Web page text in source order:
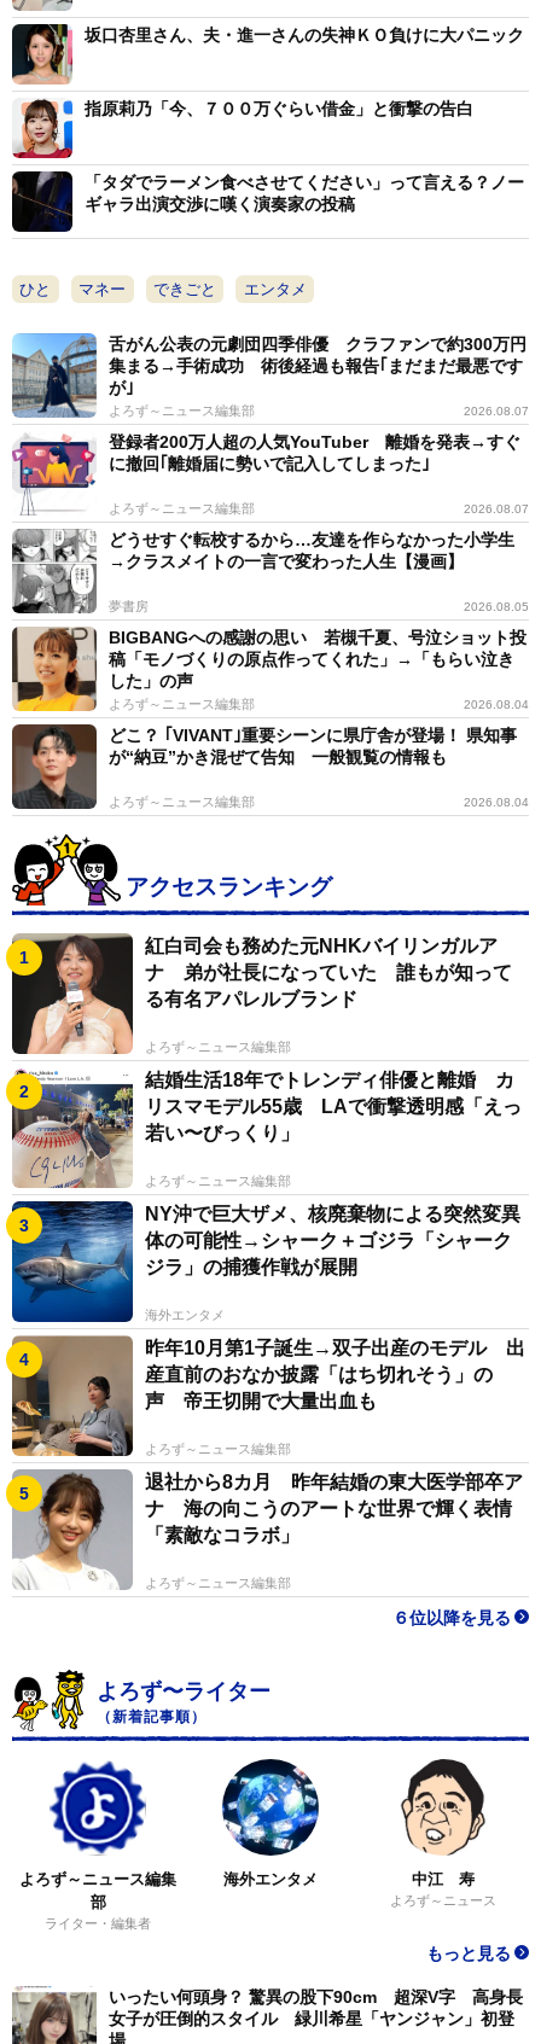
一方、坂口さんはこの後、ストーリーズで「家田さん
とは、どちらの方でしょうか？ もし良ければ関係者
様 ｄｍいただきたいです」と投稿。家田氏との関連自
体を否定する趣旨のコメントをつづった。
坂口さんは、２０１３年に死去した女優・坂口良子さ
んの長女として生まれ、２世タレントとして活躍。１６
の後、キャバクラや風俗店勤務などを経て、ユーチュー
今年６月８日には元女性で格闘家の進一さんとの、出
会って１カ月での超スピード婚を発表。だが今月１５日
に「離婚は成立しました」と、わずか２カ月での離婚を
発表した。しかし進一さんはこの日、ストーリーズで正
式に離婚は成立していないと主張するなど、大混乱とな
っていた。
坂口杏里さん、夫・進一さんの失神ＫＯ負けに大パニック
指原莉乃「今、７００万ぐらい借金」と衝撃の告白
「タダでラーメン食べさせてください」って言える？ノー
ギャラ出演交渉に嘆く演奏家の投稿
ひと マネー できごと エンタメ
舌がん公表の元劇団四季俳優 クラファンで約300万円
集まる→手術成功 術後経過も報告｢まだまだ最悪です
が｣
よろず～ニュース編集部 2026.08.07
登録者200万人超の人気YouTuber 離婚を発表→すぐ
に撤回｢離婚届に勢いで記入してしまった｣
よろず～ニュース編集部 2026.08.07
どうせすぐ転校するから…友達を作らなかった小学生
→クラスメイトの一言で変わった人生【漫画】
夢書房 2026.08.05
BIGBANGへの感謝の思い 若槻千夏、号泣ショット投
稿「モノづくりの原点作ってくれた」→「もらい泣き
した」の声
よろず～ニュース編集部 2026.08.04
どこ？ ｢VIVANT｣重要シーンに県庁舎が登場！ 県知事
が“納豆”かき混ぜて告知 一般観覧の情報も
よろず～ニュース編集部 2026.08.04
アクセスランキング
紅白司会も務めた元NHKバイリンガルア
ナ 弟が社長になっていた 誰もが知って
る有名アパレルブランド
よろず～ニュース編集部
結婚生活18年でトレンディ俳優と離婚 カ
リスマモデル55歳 LAで衝撃透明感「えっ
若い〜びっくり」
よろず～ニュース編集部
NY沖で巨大ザメ、核廃棄物による突然変異
体の可能性→シャーク＋ゴジラ「シャーク
ジラ」の捕獲作戦が展開
海外エンタメ
昨年10月第1子誕生→双子出産のモデル 出
産直前のおなか披露「はち切れそう」の
声 帝王切開で大量出血も
よろず～ニュース編集部
退社から8カ月 昨年結婚の東大医学部卒ア
ナ 海の向こうのアートな世界で輝く表情
「素敵なコラボ」
よろず～ニュース編集部
６位以降を見る
よろず〜ライター
（新着記事順）
よろず～ニュース編集
部
ライター・編集者
海外エンタメ 中江 寿
よろず～ニュース
もっと見る
いったい何頭身？ 驚異の股下90cm 超深V字 高身長
女子が圧倒的スタイル 緑川希星「ヤンジャン」初登